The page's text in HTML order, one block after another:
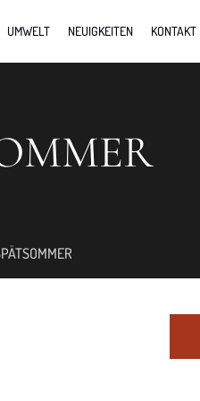
UMWELT NEUIGKEITEN KONTAKT